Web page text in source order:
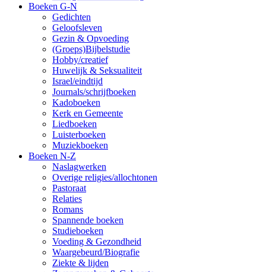
Boeken G-N
Gedichten
Geloofsleven
Gezin & Opvoeding
(Groeps)Bijbelstudie
Hobby/creatief
Huwelijk & Seksualiteit
Israel/eindtijd
Journals/schrijfboeken
Kadoboeken
Kerk en Gemeente
Liedboeken
Luisterboeken
Muziekboeken
Boeken N-Z
Naslagwerken
Overige religies/allochtonen
Pastoraat
Relaties
Romans
Spannende boeken
Studieboeken
Voeding & Gezondheid
Waargebeurd/Biografie
Ziekte & lijden